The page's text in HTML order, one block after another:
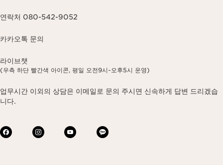
연락처 080-542-9052
카카오톡 문의
라이브챗
(우측 하단 빨간색 아이콘, 평일 오전9시~오후5시 운영)
업무시간 이외의 상담은 이메일로 문의 주시면 신속하게 답변 드리겠습
니다.